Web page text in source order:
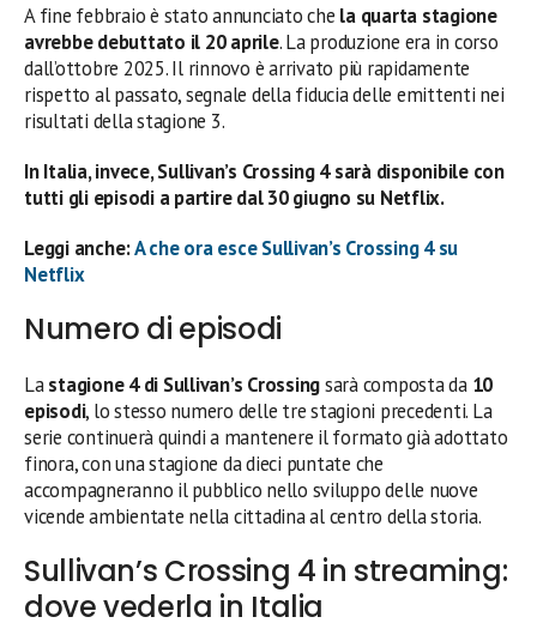
A fine febbraio è stato annunciato che la quarta stagione
avrebbe debuttato il 20 aprile. La produzione era in corso
dall’ottobre 2025. Il rinnovo è arrivato più rapidamente
rispetto al passato, segnale della fiducia delle emittenti nei
risultati della stagione 3.
In Italia, invece, Sullivan’s Crossing 4 sarà disponibile con
tutti gli episodi a partire dal 30 giugno su Netflix.
Leggi anche:A che ora esce Sullivan’s Crossing 4 su
Netflix
Numero di episodi
Lastagione 4 di Sullivan’s Crossingsarà composta da 10
episodi, lo stesso numero delle tre stagioni precedenti. La
serie continuerà quindi a mantenere il formato già adottato
finora, con una stagione da dieci puntate che
accompagneranno il pubblico nello sviluppo delle nuove
vicende ambientate nella cittadina al centro della storia.
Sullivan’s Crossing 4 in streaming:
dove vederla in Italia